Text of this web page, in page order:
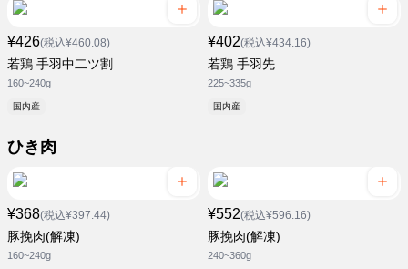
¥426(税込¥460.08)
若鶏 手羽中二ツ割
160~240g
国内産
¥402(税込¥434.16)
若鶏 手羽先
225~335g
国内産
ひき肉
¥368(税込¥397.44)
豚挽肉(解凍)
160~240g
¥552(税込¥596.16)
豚挽肉(解凍)
240~360g